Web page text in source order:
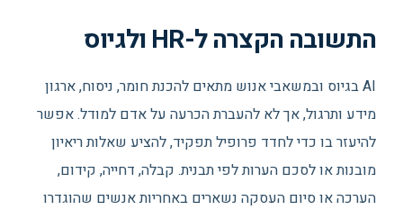
התשובה הקצרה ל-HR ולגיוס
AI בגיוס ובמשאבי אנוש מתאים להכנת חומר, ניסוח, ארגון
מידע ותרגול, אך לא להעברת הכרעה על אדם למודל. אפשר
להיעזר בו כדי לחדד פרופיל תפקיד, להציע שאלות ריאיון
מובנות או לסכם הערות לפי תבנית. קבלה, דחייה, קידום,
הערכה או סיום העסקה נשארים באחריות אנשים שהוגדרו